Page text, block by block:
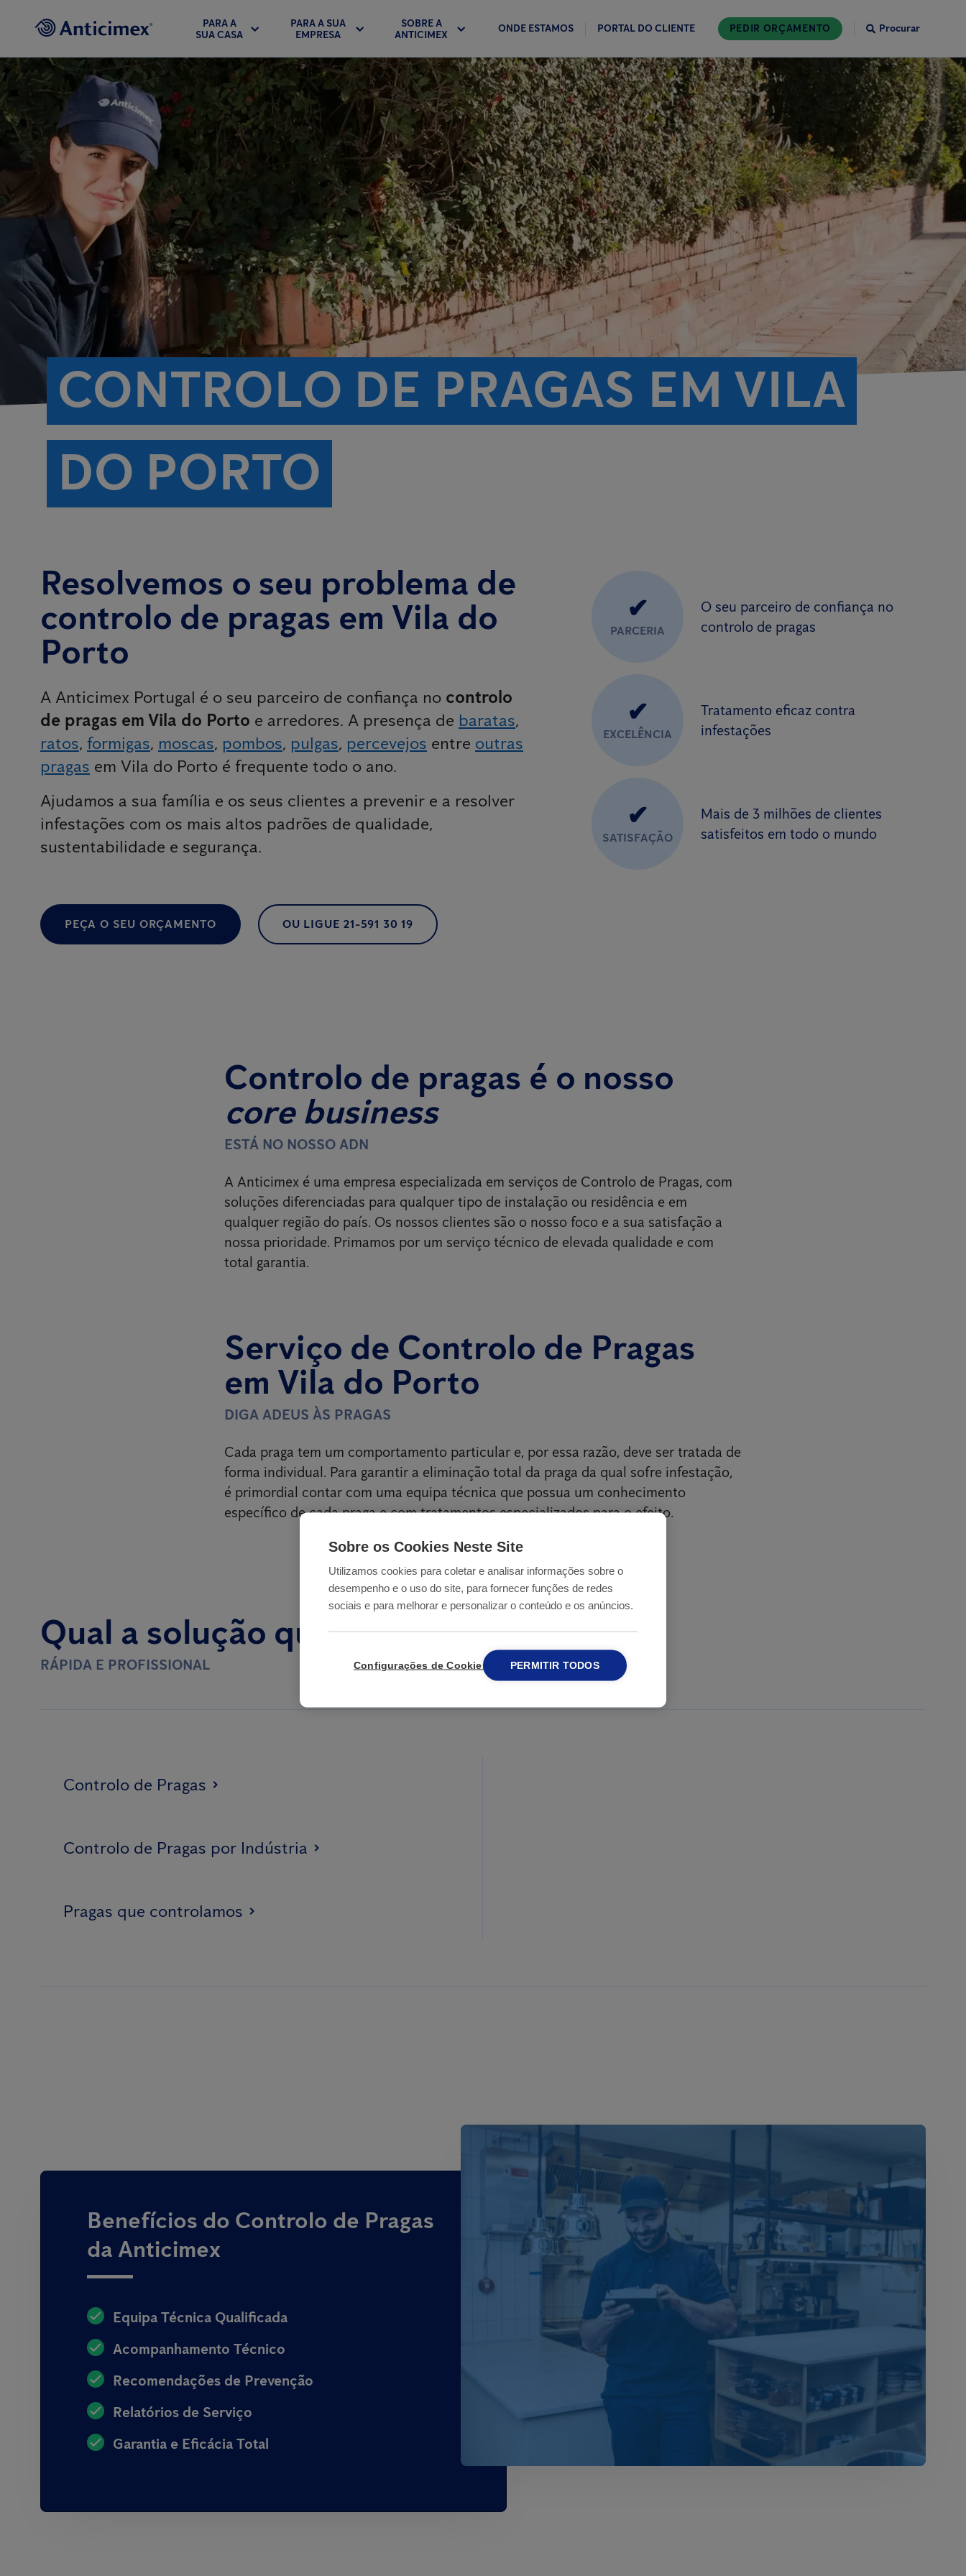
PARA A
SUA CASA
PARA A SUA
EMPRESA
SOBRE A
ANTICIMEX
ONDE ESTAMOS PORTAL DO CLIENTE PEDIR ORÇAMENTO Procurar
CONTROLO DE PRAGAS EM VILA
DO PORTO
Resolvemos o seu problema de
controlo de pragas em Vila do
Porto
A Anticimex Portugal é o seu parceiro de confiança no controlo
de pragas em Vila do Porto e arredores. A presença de baratas,
ratos, formigas, moscas, pombos, pulgas, percevejos entre outras
pragas em Vila do Porto é frequente todo o ano.
Ajudamos a sua família e os seus clientes a prevenir e a resolver
infestações com os mais altos padrões de qualidade,
sustentabilidade e segurança.
PEÇA O SEU ORÇAMENTO OU LIGUE 21-591 30 19
✔
PARCERIA
O seu parceiro de confiança no
controlo de pragas
✔
EXCELÊNCIA
Tratamento eficaz contra
infestações
✔
SATISFAÇÃO
Mais de 3 milhões de clientes
satisfeitos em todo o mundo
Controlo de pragas é o nosso
core business
ESTÁ NO NOSSO ADN
A Anticimex é uma empresa especializada em serviços de Controlo de Pragas, com
soluções diferenciadas para qualquer tipo de instalação ou residência e em
qualquer região do país. Os nossos clientes são o nosso foco e a sua satisfação a
nossa prioridade. Primamos por um serviço técnico de elevada qualidade e com
total garantia.
Serviço de Controlo de Pragas
em Vila do Porto
DIGA ADEUS ÀS PRAGAS
Cada praga tem um comportamento particular e, por essa razão, deve ser tratada de
forma individual. Para garantir a eliminação total da praga da qual sofre infestação,
é primordial contar com uma equipa técnica que possua um conhecimento
específico de cada praga e com tratamentos especializados para o efeito.
Qual a solução que procura
RÁPIDA E PROFISSIONAL
Controlo de Pragas
Controlo de Pragas por Indústria
Pragas que controlamos
Benefícios do Controlo de Pragas
da Anticimex
Equipa Técnica Qualificada
Acompanhamento Técnico
Recomendações de Prevenção
Relatórios de Serviço
Garantia e Eficácia Total
Sobre os Cookies Neste Site
Utilizamos cookies para coletar e analisar informações sobre o
desempenho e o uso do site, para fornecer funções de redes
sociais e para melhorar e personalizar o conteúdo e os anúncios.
Configurações de Cookies PERMITIR TODOS